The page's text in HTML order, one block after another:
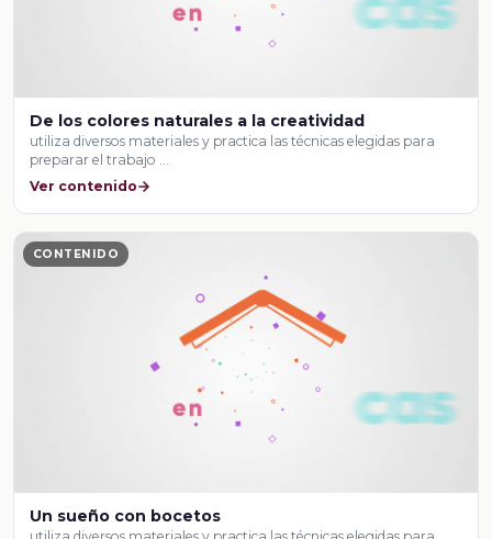
De los colores naturales a la creatividad
utiliza diversos materiales y practica las técnicas elegidas para
preparar el trabajo …
Ver contenido
CONTENIDO
Un sueño con bocetos